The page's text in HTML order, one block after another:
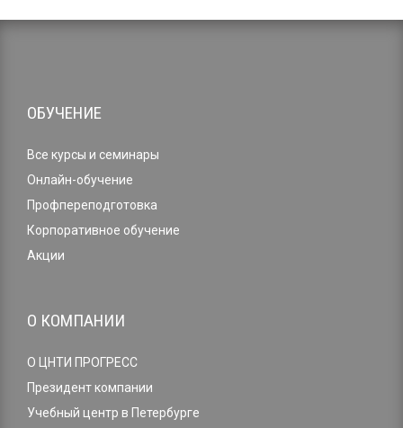
ОБУЧЕНИЕ
Все курсы и семинары
Онлайн-обучение
Профпереподготовка
Корпоративное обучение
Акции
О КОМПАНИИ
О ЦНТИ ПРОГРЕСС
Президент компании
Учебный центр в Петербурге